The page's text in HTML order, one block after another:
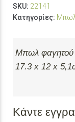
SKU: 22141
Κατηγορίες:
Μπωλ φαγητού
17.3 x 12 x
Κάντε